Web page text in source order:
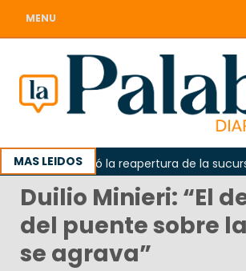
MENU
MAS LEIDOS
reclamó la reapertura de la sucursal
Duilio Minieri: “El
del puente sobre
se agrava”